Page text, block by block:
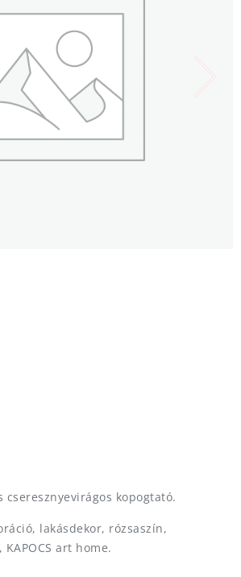
cseresznyevirágos kopogtató.
lakásdekor, rózsaszín,
art home.